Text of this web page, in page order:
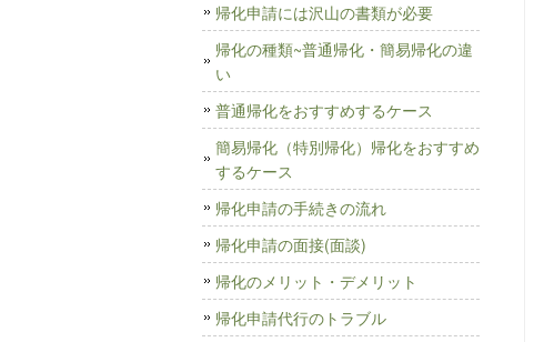
帰化申請には沢山の書類が必要
帰化の種類~普通帰化・簡易帰化の違
い
普通帰化をおすすめするケース
簡易帰化（特別帰化）帰化をおすすめ
するケース
帰化申請の手続きの流れ
帰化申請の面接(面談)
帰化のメリット・デメリット
帰化申請代行のトラブル